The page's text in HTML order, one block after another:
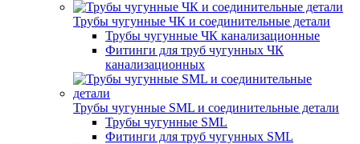
Трубы чугунные ЧК и соединительные детали
Трубы чугунные ЧК канализационные
Фитинги для труб чугунных ЧК
канализационных
Трубы чугунные SML и соединительные детали
Трубы чугунные SML
Фитинги для труб чугунных SML